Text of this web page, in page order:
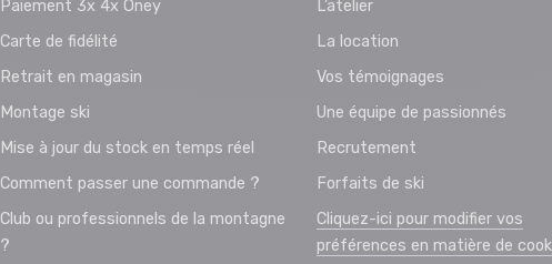
Paiement 3x 4x Oney
Carte de fidélité
Retrait en magasin
Montage ski
Mise à jour du stock en temps réel
Comment passer une commande ?
Club ou professionnels de la montagne
?
L’atelier
La location
Vos témoignages
Une équipe de passionnés
Recrutement
Forfaits de ski
Cliquez-ici pour modifier vos
préférences en matière de